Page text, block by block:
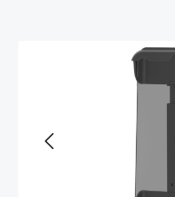
Bildergalerie überspringen